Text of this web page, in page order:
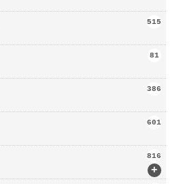
515
81
386
601
+
816